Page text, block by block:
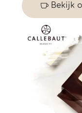
Bekijk